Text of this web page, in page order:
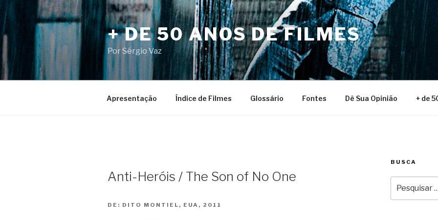
para
o
conteúdo
+ DE 50 ANOS DE FILMES
Por Sérgio Vaz
Apresentação Índice de Filmes Glossário Fontes Dê Sua Opinião + de
Anti-Heróis / The Son of No One
DE: DITO MONTIEL, EUA, 2011
BUSCA
por: